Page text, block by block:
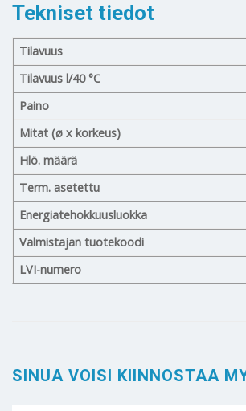
Tekniset tiedot
Tilavuus
Tilavuus l/40 °C
Paino
Mitat (ø x korkeus)
Hlö. määrä
Term. asetettu
Energiatehokkuusluokka
Valmistajan tuotekoodi
LVI-numero
SINUA VOISI KIINNOSTAA